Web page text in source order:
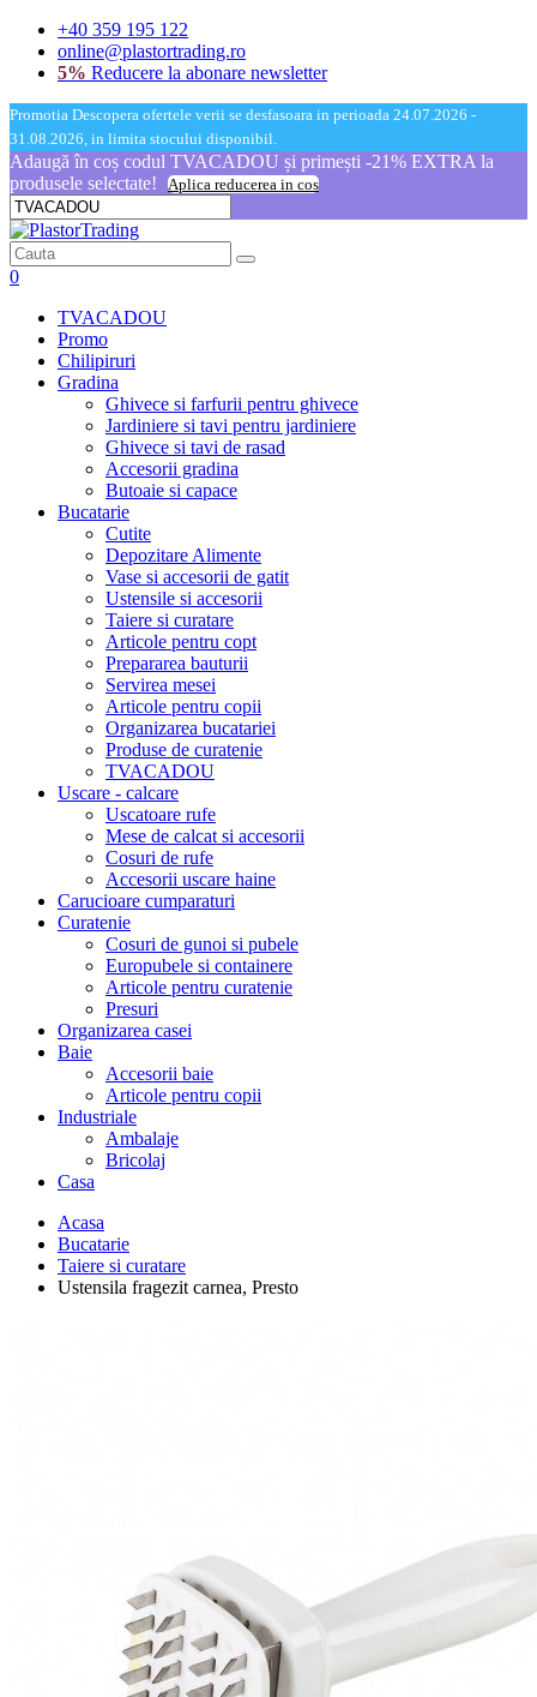
+40 359 195 122
online@plastortrading.ro
5% Reducere la abonare newsletter
Promotia Descopera ofertele verii se desfasoara in perioada 24.07.2026 -
31.08.2026, in limita stocului disponibil.
Adaugă în coș codul TVACADOU și primești -21% EXTRA la
produsele selectate!
Aplica reducerea in cos
0
TVACADOU
Promo
Chilipiruri
Gradina
Ghivece si farfurii pentru ghivece
Jardiniere si tavi pentru jardiniere
Ghivece si tavi de rasad
Accesorii gradina
Butoaie si capace
Bucatarie
Cutite
Depozitare Alimente
Vase si accesorii de gatit
Ustensile si accesorii
Taiere si curatare
Articole pentru copt
Prepararea bauturii
Servirea mesei
Articole pentru copii
Organizarea bucatariei
Produse de curatenie
TVACADOU
Uscare - calcare
Uscatoare rufe
Mese de calcat si accesorii
Cosuri de rufe
Accesorii uscare haine
Carucioare cumparaturi
Curatenie
Cosuri de gunoi si pubele
Europubele si containere
Articole pentru curatenie
Presuri
Organizarea casei
Baie
Accesorii baie
Articole pentru copii
Industriale
Ambalaje
Bricolaj
Casa
Acasa
Bucatarie
Taiere si curatare
Ustensila fragezit carnea, Presto